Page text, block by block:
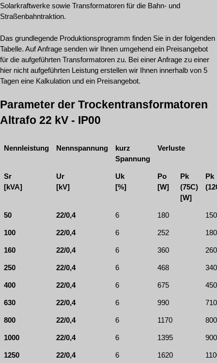
Solarkraftwerke sowie Transformatoren für die Bahn- und
Straßenbahntraktion.
Das grundlegende Produktionsprogramm finden Sie in der folgenden
Tabelle. Auf Anfrage senden wir Ihnen umgehend ein Preisangebot
für die aufgeführten Transformatoren zu. Bei einer Anfrage zu einer
hier nicht aufgeführten Leistung erstellen wir Ihnen innerhalb von 5
Tagen eine Kalkulation und ein Preisangebot.
Parameter der Trockentransformatoren
Altrafo 22 kV - IP00
Nennleistung Nennspannung
kurz
Spannung
Verluste
Sr
[kVA]
Ur
[kV]
Uk
[%]
Po
[W]
Pk
(75C)
[W]
Pk
50 22/0,4 6 180
100 22/0,4 6 252
160 22/0,4 6 360
250 22/0,4 6 468
400 22/0,4 6 675
630 22/0,4 6 990
800 22/0,4 6 1170
1000 22/0,4 6 1395
1250 22/0,4 6 1620